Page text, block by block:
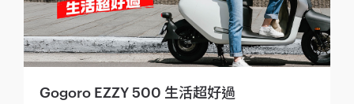
Gogoro EZZY 500 生活超好過